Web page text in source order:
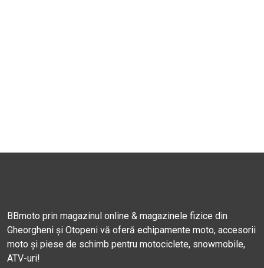
BBmoto prin magazinul online & magazinele fizice din
Gheorgheni și Otopeni vă oferă echipamente moto, accesorii
moto și piese de schimb pentru motociclete, snowmobile,
ATV-uri!